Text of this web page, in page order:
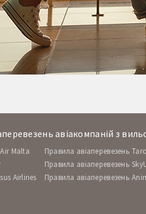
авіакомпаній з
Malta
Airlines
Правила авіаперевезень
Правила авіаперевезень
Правила авіаперевезень